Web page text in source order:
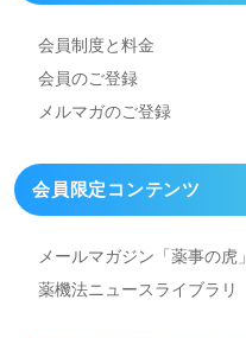
会員制度と料金
会員のご登録
メルマガのご登録
会員限定コンテンツ
メールマガジン「薬事の虎」
薬機法ニュースライブラリ